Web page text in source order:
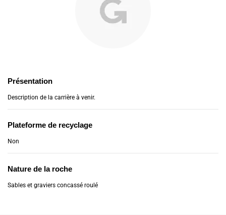
Présentation
Description de la carrière à venir.
Plateforme de recyclage
Non
Nature de la roche
Sables et graviers concassé roulé